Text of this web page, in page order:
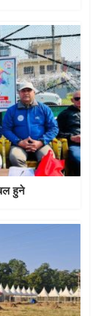
हुने